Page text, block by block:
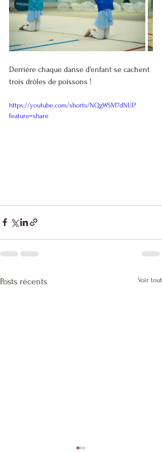
Derrière chaque danse d'enfant se cachent
trois drôles de poissons !
https://youtube.com/shorts/NQzWSM7dNUI?
feature=share
Posts récents Voir tout